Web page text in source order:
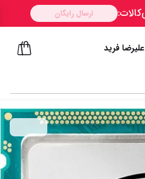
علیرضا فرید
امــــــن